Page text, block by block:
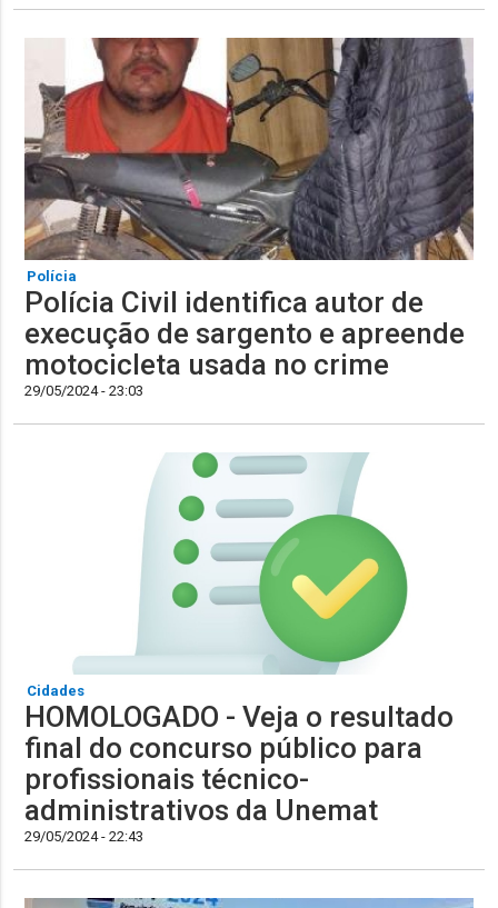
Polícia
Polícia Civil identifica autor de
execução de sargento e apreende
motocicleta usada no crime
29/05/2024 - 23:03
Cidades
HOMOLOGADO - Veja o resultado
final do concurso público para
profissionais técnico-
administrativos da Unemat
29/05/2024 - 22:43